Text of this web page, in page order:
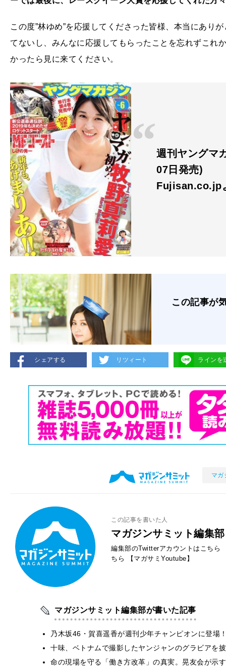
この度”林ゆめ”を応援してくださった皆様、本当にあり
てないし、みんなに応援してもらったことを忘れずこれ
かったら見に来てください。
週刊ヤングマ
07日発売)
Fujisan.co.jp
この記事が
シェアする リツィート ラインを
マガ
この記事を書いた人
マガジンサミット編集部
編集部のTwitterアカウントはこちら
ちら
【マガサミYoutube】
マガジンサミット編集部が書いた記事
乃木坂46・賀喜遥香が週刊少年チャンピオンに登
十味、ベトナムで撮影したヤンジャンのグラビアを
命の現場を守る「働き方改革」の真実。晃友会が示